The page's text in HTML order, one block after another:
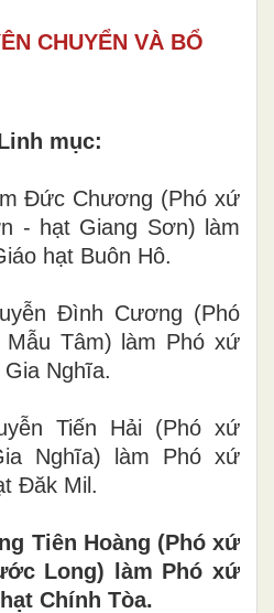
CHUYỂN VÀ BỔ
mục:
Đức Chương (Phó xứ
- hạt Giang Sơn) làm
hạt Buôn Hô.
Đình Cương (Phó
Tâm) làm Phó xứ
Nghĩa.
Tiến Hải (Phó xứ
Nghĩa) làm Phó xứ
Đăk Mil.
Tiên Hoàng (Phó xứ
Long) làm Phó xứ
Chính Tòa.